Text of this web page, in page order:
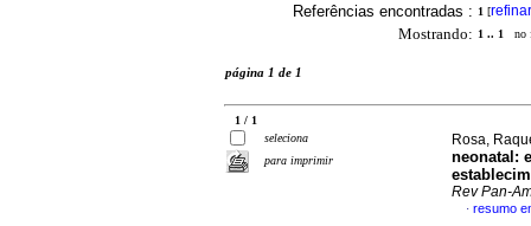
Referências encontradas : 1 [refinar
Mostrando: 1 .. 1 no
página 1 de 1
1 / 1
seleciona
para imprimir
Rosa,
neonatal:
Rev Pan-
· resumo